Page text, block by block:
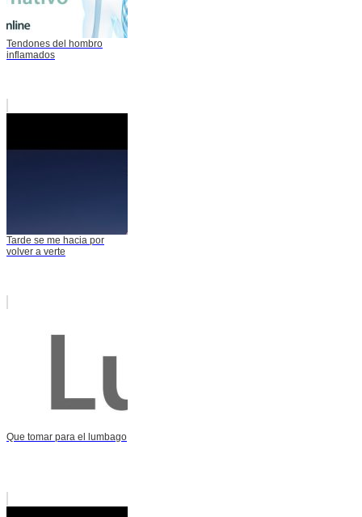
Tendones del hombro
inflamados
Tarde se me hacia por
volver a verte
Que tomar para el lumbago